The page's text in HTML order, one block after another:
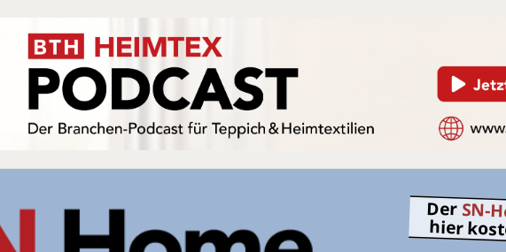
Der SN-
hier